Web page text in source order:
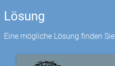
Lösung
Eine mögliche Lösung finden Sie